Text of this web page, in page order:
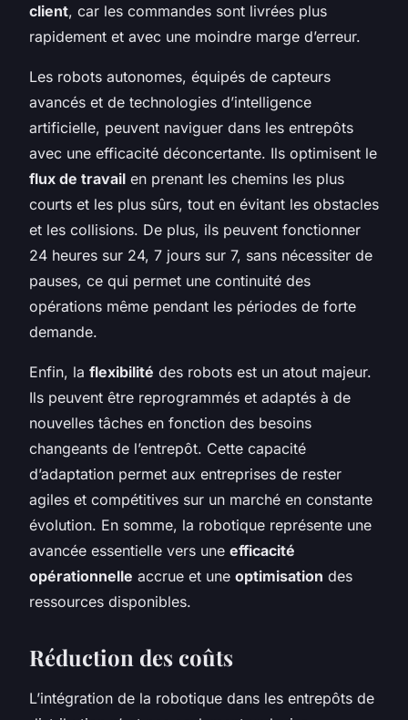
client, car les commandes sont livrées plus
rapidement et avec une moindre marge d’erreur.
Les robots autonomes, équipés de capteurs
avancés et de technologies d’intelligence
artificielle, peuvent naviguer dans les entrepôts
avec une efficacité déconcertante. Ils optimisent le
flux de travail en prenant les chemins les plus
courts et les plus sûrs, tout en évitant les obstacles
et les collisions. De plus, ils peuvent fonctionner
24 heures sur 24, 7 jours sur 7, sans nécessiter de
pauses, ce qui permet une continuité des
opérations même pendant les périodes de forte
demande.
Enfin, la flexibilité des robots est un atout majeur.
Ils peuvent être reprogrammés et adaptés à de
nouvelles tâches en fonction des besoins
changeants de l’entrepôt. Cette capacité
d’adaptation permet aux entreprises de rester
agiles et compétitives sur un marché en constante
évolution. En somme, la robotique représente une
avancée essentielle vers une efficacité
opérationnelle accrue et une optimisation des
ressources disponibles.
Réduction des coûts
L’intégration de la robotique dans les entrepôts de